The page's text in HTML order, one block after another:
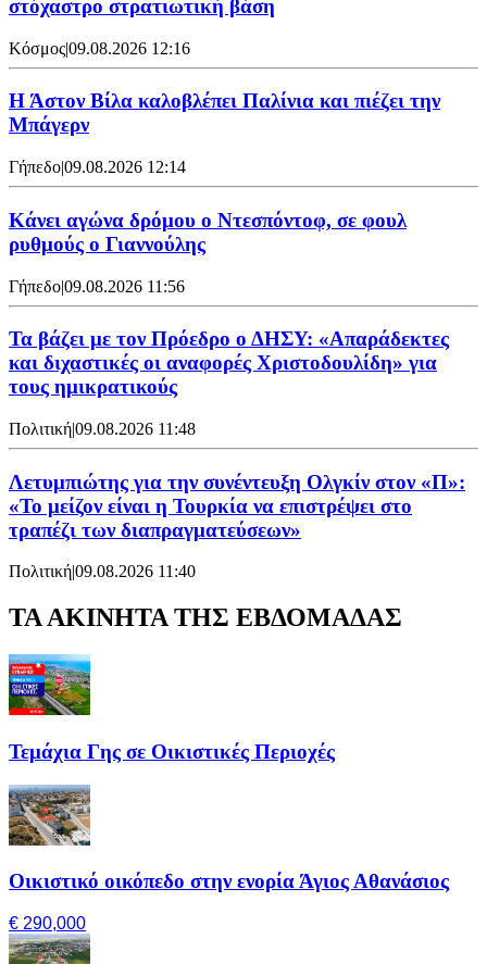
στόχαστρο στρατιωτική βάση
Κόσμος|09.08.2026 12:16
Η Άστον Βίλα καλοβλέπει Παλίνια και πιέζει την
Μπάγερν
Γήπεδο|09.08.2026 12:14
Kάνει αγώνα δρόμου ο Ντεσπόντοφ, σε φουλ
ρυθμούς ο Γιαννούλης
Γήπεδο|09.08.2026 11:56
Τα βάζει με τον Πρόεδρο ο ΔΗΣΥ: «Απαράδεκτες
και διχαστικές οι αναφορές Χριστοδουλίδη» για
τους ημικρατικούς
Πολιτική|09.08.2026 11:48
Λετυμπιώτης για την συνέντευξη Ολγκίν στον «Π»:
«Το μείζον είναι η Τουρκία να επιστρέψει στο
τραπέζι των διαπραγματεύσεων»
Πολιτική|09.08.2026 11:40
ΤΑ ΑΚΙΝΗΤΑ ΤΗΣ ΕΒΔΟΜΑΔΑΣ
Τεμάχια Γης σε Οικιστικές Περιοχές
Οικιστικό οικόπεδο στην ενορία Άγιος Αθανάσιος
€ 290,000